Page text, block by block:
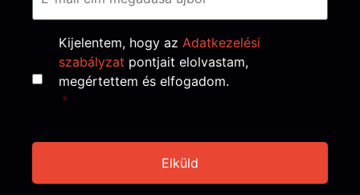
Consent *
Kijelentem, hogy az Adatkezelési
szabályzat pontjait elolvastam,
megértettem és elfogadom.
*